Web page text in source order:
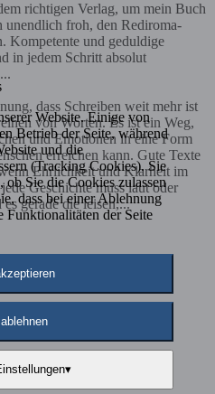
richtigen Verlag, um mein Buch
froh, den Rediroma-
Kompetente und geduldige
in jedem Schritt absolut
dass Schreiben weit mehr ist
von Worten. Es ist ein Weg,
und Emotionen in eine Form
erreichen kann. Gute Texte
Ehrlichkeit und Klarheit im
Geschichte muss laut oder
gerade die leisen,...
Website. Einige von
Betrieb der Seite, während
und die
(Tracking Cookies). Sie
ob Sie die Cookies zulassen
dass bei einer Ablehnung
der Seite
▾